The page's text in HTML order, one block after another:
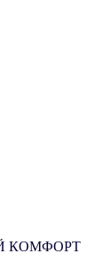
КОМФОРТ